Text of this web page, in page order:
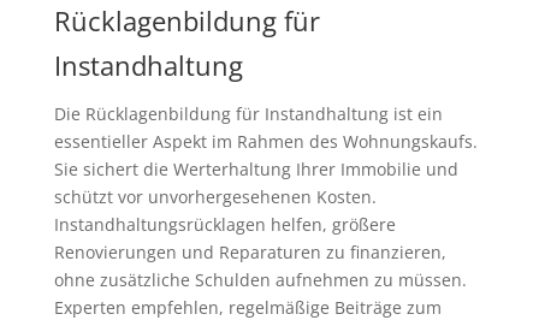
Rücklagenbildung für
Instandhaltung
Die Rücklagenbildung für Instandhaltung ist ein
essentieller Aspekt im Rahmen des Wohnungskaufs.
Sie sichert die Werterhaltung Ihrer Immobilie und
schützt vor unvorhergesehenen Kosten.
Instandhaltungsrücklagen helfen, größere
Renovierungen und Reparaturen zu finanzieren,
ohne zusätzliche Schulden aufnehmen zu müssen.
Experten empfehlen, regelmäßige Beiträge zum